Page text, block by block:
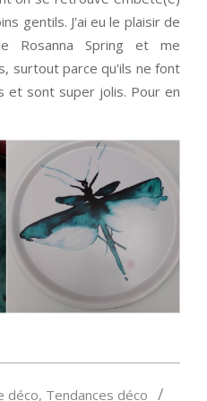
gentils. J'ai eu le plaisir de
Rosanna Spring et me
surtout parce qu'ils ne font
et sont super jolis. Pour en
déco, Tendances déco